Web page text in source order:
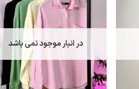
در انبار موجود نمی باشد